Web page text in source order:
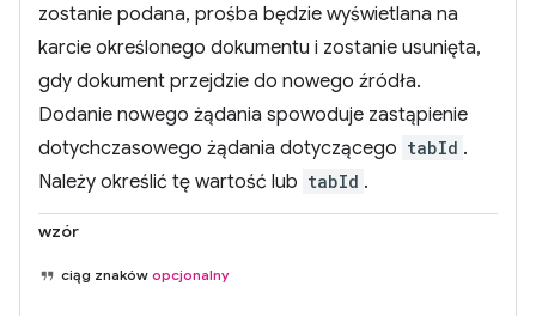
zostanie podana, prośba będzie wyświetlana na
karcie określonego dokumentu i zostanie usunięta,
gdy dokument przejdzie do nowego źródła.
Dodanie nowego żądania spowoduje zastąpienie
dotychczasowego żądania dotyczącego tabId .
Należy określić tę wartość lub tabId .
wzór
ciąg znaków opcjonalny